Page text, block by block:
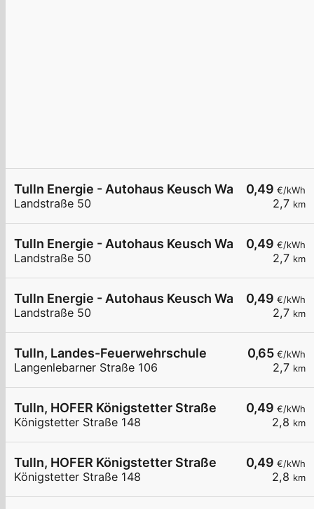
0,49 €/kWh
2,7 km
Tulln Energie - Autohaus Keusch Wallbox 2
Landstraße 50
0,49 €/kWh
2,7 km
Tulln Energie - Autohaus Keusch Wallbox 4
Landstraße 50
0,49 €/kWh
2,7 km
Tulln Energie - Autohaus Keusch Wallbox 3
Landstraße 50
0,65 €/kWh
2,7 km
Tulln, Landes-Feuerwehrschule
Langenlebarner Straße 106
0,49 €/kWh
2,8 km
Tulln, HOFER Königstetter Straße
Königstetter Straße 148
0,49 €/kWh
2,8 km
Tulln, HOFER Königstetter Straße
Königstetter Straße 148